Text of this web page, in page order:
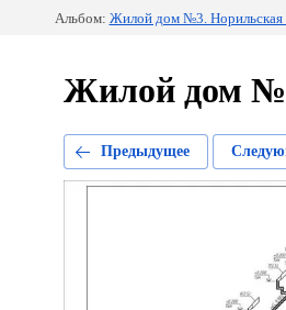
Альбом: Жилой дом №3.
Жилой дом
Предыдущее